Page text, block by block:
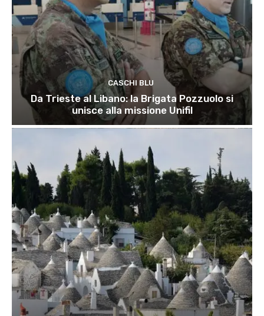
CASCHI BLU
Da Trieste al Libano: la Brigata Pozzuolo si
unisce alla missione Unifil